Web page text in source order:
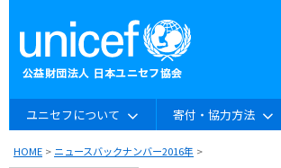
ユニセフについて 寄付・協力方法
HOME > ニュースバックナンバー2016年 >